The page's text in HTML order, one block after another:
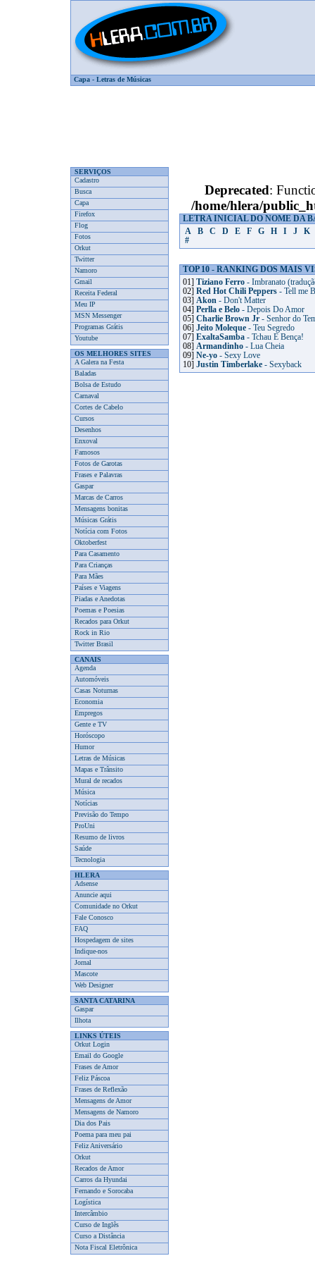
Capa - Letras de Músicas
SERVIÇOS
Cadastro
Busca
Capa
Firefox
Flog
Fotos
Orkut
Twitter
Namoro
Gmail
Receita Federal
Meu IP
MSN Messenger
Programas Grátis
Youtube
OS MELHORES SITES
A Galera na Festa
Baladas
Bolsa de Estudo
Carnaval
Cortes de Cabelo
Cursos
Desenhos
Enxoval
Famosos
Fotos de Garotas
Frases e Palavras
Gaspar
Marcas de Carros
Mensagens bonitas
Músicas Grátis
Notícia com Fotos
Oktoberfest
Para Casamento
Para Crianças
Para Mães
Países e Viagens
Piadas e Anedotas
Poemas e Poesias
Recados para Orkut
Rock in Rio
Twitter Brasil
CANAIS
Agenda
Automóveis
Casas Noturnas
Economia
Empregos
Gente e TV
Horóscopo
Humor
Letras de Músicas
Mapas e Trânsito
Mural de recados
Música
Notícias
Previsão do Tempo
ProUni
Resumo de livros
Saúde
Tecnologia
HLERA
Adsense
Anuncie aqui
Comunidade no Orkut
Fale Conosco
FAQ
Hospedagem de sites
Indique-nos
Jornal
Mascote
Web Designer
SANTA CATARINA
Gaspar
Ilhota
LINKS ÚTEIS
Orkut Login
Email do Google
Frases de Amor
Feliz Páscoa
Frases de Reflexão
Mensagens de Amor
Mensagens de Namoro
Dia dos Pais
Poema para meu pai
Feliz Aniversário
Orkut
Recados de Amor
Carros da Hyundai
Fernando e Sorocaba
Logística
Intercâmbio
Curso de Inglês
Curso a Distância
Nota Fiscal Eletrônica
Deprecated:
/home/hlera/
LETRA INICIAL DO NOME DA
A
B C D E F G H I J
K
#
TOP 10 - RANKING DOS MAIS
01] Tiziano Ferro - Imbranato
02] Red Hot Chili Peppers - Tell me
03] Akon - Don't Matter
04] Perlla e Belo - Depois Do Amor
05] Charlie Brown Jr - Senhor do
06] Jeito Moleque - Teu Segredo
07] ExaltaSamba - Tchau E Bença!
08] Armandinho - Lua Cheia
09] Ne-yo - Sexy Love
10] Justin Timberlake - Sexyback